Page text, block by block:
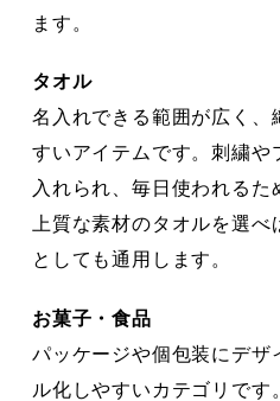
ます。
タオル
名入れできる範囲が広く、
すいアイテムです。刺繍や
入れられ、毎日使われるた
上質な素材のタオルを選べ
としても通用します。
お菓子・食品
パッケージや個包装にデザ
ル化しやすいカテゴリで